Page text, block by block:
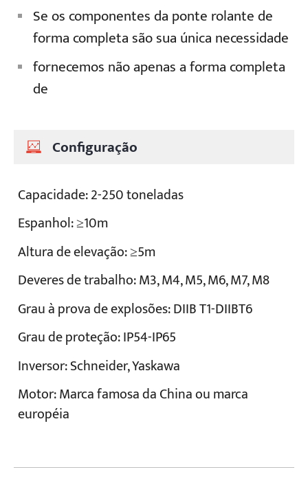
Se os componentes da ponte rolante de
forma completa são sua única necessidade
fornecemos não apenas a forma completa
de
Configuração
Capacidade: 2-250 toneladas
Espanhol: ≥10m
Altura de elevação: ≥5m
Deveres de trabalho: M3, M4, M5, M6, M7, M8
Grau à prova de explosões: DIIB T1-DIIBT6
Grau de proteção: IP54-IP65
Inversor: Schneider, Yaskawa
Motor: Marca famosa da China ou marca
européia